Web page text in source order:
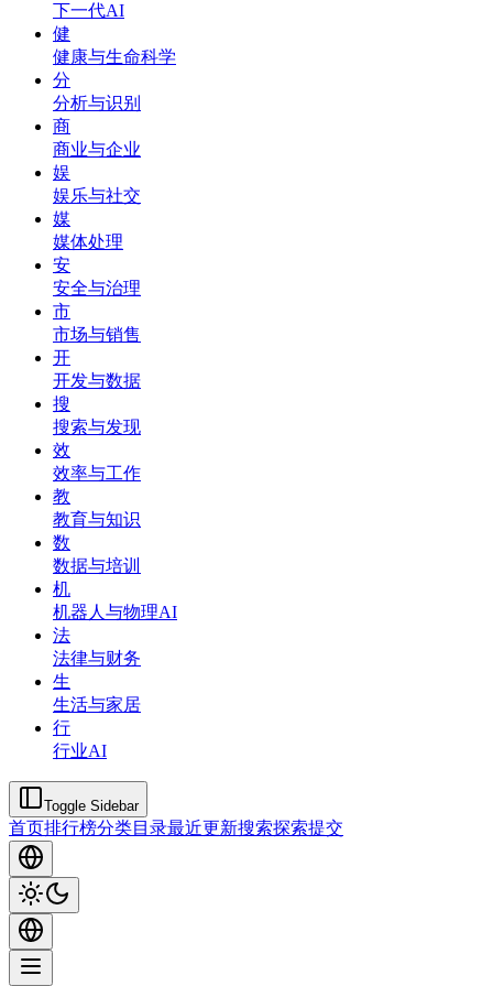
下一代AI
健
健康与生命科学
分
分析与识别
商
商业与企业
娱
娱乐与社交
媒
媒体处理
安
安全与治理
市
市场与销售
开
开发与数据
搜
搜索与发现
效
效率与工作
教
教育与知识
数
数据与培训
机
机器人与物理AI
法
法律与财务
生
生活与家居
行
行业AI
Toggle Sidebar
首页排行榜分类目录最近更新搜索探索提交